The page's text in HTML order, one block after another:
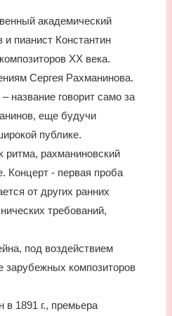
академический
пианист Константин
XX века.
Сергея Рахманинова.
название говорит само за
еще будучи
публике.
рахманиновский
Концерт - первая проба
от других ранних
требований,
под воздействием
зарубежных композиторов
1891 г., премьера